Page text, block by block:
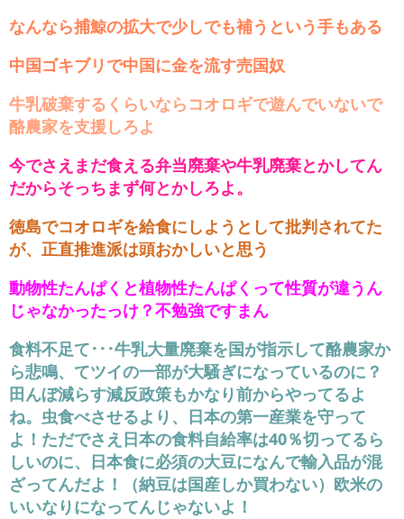
なんなら捕鯨の拡大で少しでも補うという手もある
中国ゴキブリで中国に金を流す売国奴
牛乳破棄するくらいならコオロギで遊んでいないで
酪農家を支援しろよ
今でさえまだ食える弁当廃棄や牛乳廃棄とかしてん
だからそっちまず何とかしろよ。
徳島でコオロギを給食にしようとして批判されてた
が、正直推進派は頭おかしいと思う
動物性たんぱくと植物性たんぱくって性質が違うん
じゃなかったっけ？不勉強ですまん
食料不足て･･･牛乳大量廃棄を国が指示して酪農家か
ら悲鳴、てツイの一部が大騒ぎになっているのに？
田んぼ減らす減反政策もかなり前からやってるよ
ね。虫食べさせるより、日本の第一産業を守って
よ！ただでさえ日本の食料自給率は40％切ってるら
しいのに、日本食に必須の大豆になんで輸入品が混
ざってんだよ！（納豆は国産しか買わない）欧米の
いいなりになってんじゃないよ！